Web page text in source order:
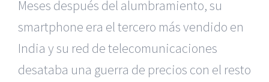
Meses después del alumbramiento, su
smartphone era el tercero más vendido en
India y su red de telecomunicaciones
desataba una guerra de precios con el resto